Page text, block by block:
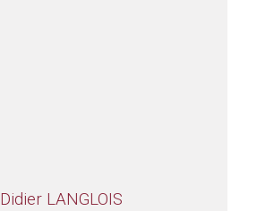
Didier LANGLOIS